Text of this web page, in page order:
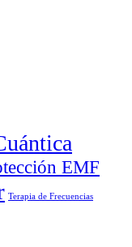
EMF
Terapia de Frecuencias